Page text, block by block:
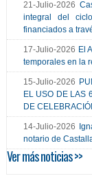
21-Julio-2026
integral del
financiados a
17-Julio-2026 El
temporales en la
15-Julio-2026
EL USO DE LAS
DE
14-Julio-2026
notario de
Ver más noticias >>